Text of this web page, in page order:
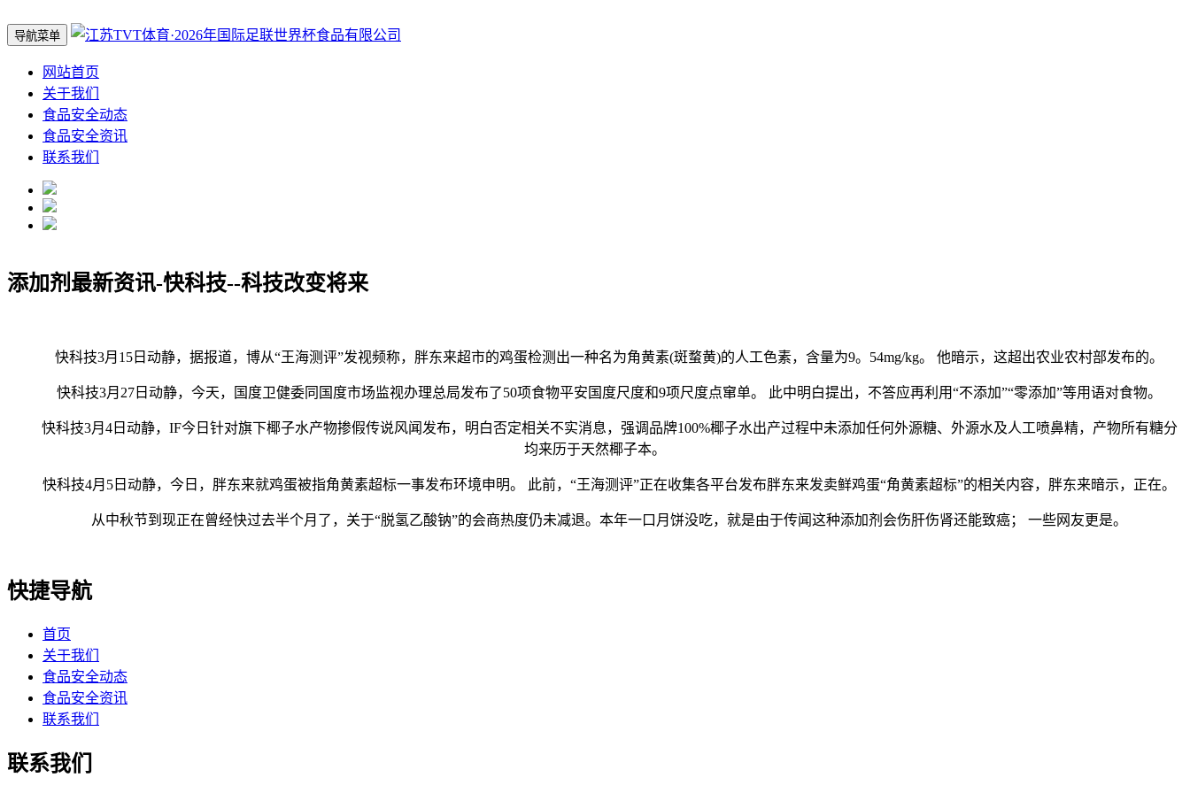
导航菜单
网站首页
关于我们
食品安全动态
食品安全资讯
联系我们
添加剂最新资讯-快科技--科技改变将来
快科技3月15日动静，据报道，博从“王海测评”发视频称，胖东来超市的鸡蛋检测出一种名为角黄素(斑蝥黄)的人工色素，含量为9。54mg/kg。 他暗示，这超出农业农村部发布的。
快科技3月27日动静，今天，国度卫健委同国度市场监视办理总局发布了50项食物平安国度尺度和9项尺度点窜单。 此中明白提出，不答应再利用“不添加”“零添加”等用语对食物。
快科技3月4日动静，IF今日针对旗下椰子水产物掺假传说风闻发布，明白否定相关不实消息，强调品牌100%椰子水出产过程中未添加任何外源糖、外源水及人工喷鼻精，产物所有糖分
均来历于天然椰子本。
快科技4月5日动静，今日，胖东来就鸡蛋被指角黄素超标一事发布环境申明。 此前，“王海测评”正在收集各平台发布胖东来发卖鲜鸡蛋“角黄素超标”的相关内容，胖东来暗示，正在。
从中秋节到现正在曾经快过去半个月了，关于“脱氢乙酸钠”的会商热度仍未减退。本年一口月饼没吃，就是由于传闻这种添加剂会伤肝伤肾还能致癌； 一些网友更是。
快捷导航
首页
关于我们
食品安全动态
食品安全资讯
联系我们
联系我们